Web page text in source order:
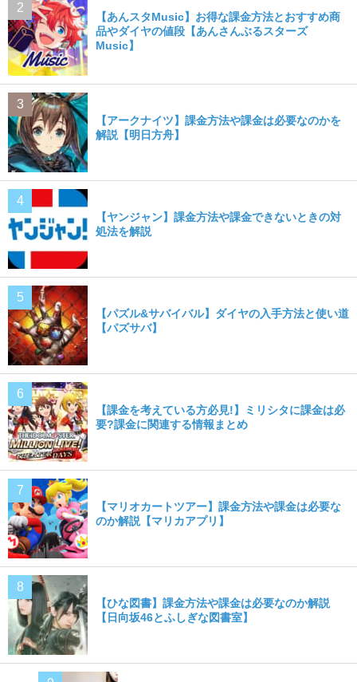
【あんスタMusic】お得な課金方法とおすすめ商
品やダイヤの値段【あんさんぶるスターズ
Music】
【アークナイツ】課金方法や課金は必要なのかを
解説【明日方舟】
【ヤンジャン】課金方法や課金できないときの対
処法を解説
【パズル&サバイバル】ダイヤの入手方法と使い道
【パズサバ】
【課金を考えている方必見!】ミリシタに課金は必
要?課金に関連する情報まとめ
【マリオカートツアー】課金方法や課金は必要な
のか解説【マリカアプリ】
【ひな図書】課金方法や課金は必要なのか解説
【日向坂46とふしぎな図書室】